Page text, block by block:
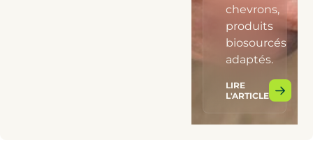
chevrons,
produits
biosourcés
adaptés.
LIRE
L'ARTICLE